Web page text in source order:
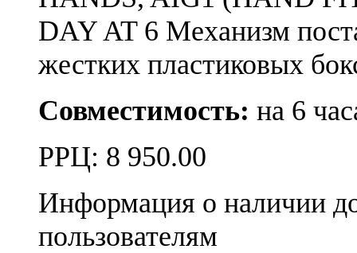
DAY AT 6 Механизм
жестких пластиковых
Совместимость: на 6
РРЦ: 8 950.00
Информация о наличии
пользователям